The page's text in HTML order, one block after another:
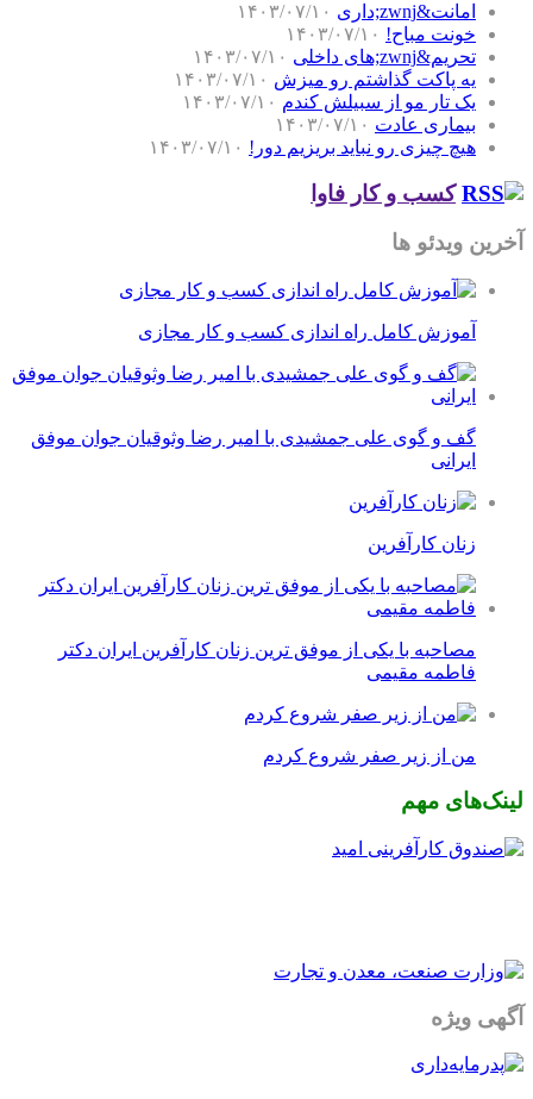
امانت&zwnj;داری
۱۴۰۳/۰۷/۱۰
خونت مباح! ۱۴۰۳/۰۷/۱۰
تحریم&zwnj;های داخلی
۱۴۰۳/۰۷/۱۰
یه پاکت گذاشتم رو میزش ۱۴۰۳/۰۷/۱۰
یک تار مو از سبیلش کندم ۱۴۰۳/۰۷/۱۰
بیماری عادت ۱۴۰۳/۰۷/۱۰
هیچ چیزی رو نباید بریزیم دور! ۱۴۰۳/۰۷/۱۰
کسب و کار فاوا
آخرین ویدئو ها
آموزش کامل راه اندازی کسب و کار مجازی
گف و گوی علی جمشیدی با امیر رضا وثوقیان جوان موفق
ایرانی
زنان کارآفرین
مصاحبه با یکی از موفق ترین زنان کارآفرین ایران دکتر
فاطمه مقیمی
من از زیر صفر شروع کردم
لینک‌های مهم
آگهی ویژه